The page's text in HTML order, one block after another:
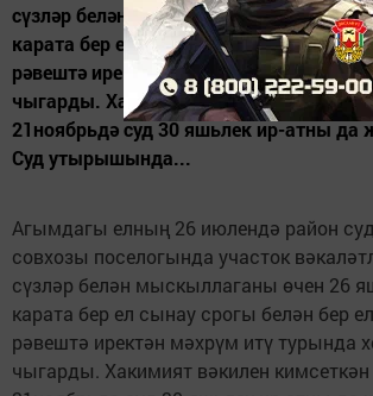
сүзләр белән мыскыллаганы өчен 26
карата бер ел сынау срогы белән бер
рәвештә иректән мәхрүм итү турында
чыгарды. Хакимият вәкилен
21ноябрьдә суд 30 яшьлек ир-атны да
Суд утырышында...
Агымдагы елның 26 июлендә район
совхозы поселогында участок
сүзләр белән мыскыллаганы өчен 26
карата бер ел сынау срогы белән бер
рәвештә иректән мәхрүм итү турында
чыгарды. Хакимият вәкилен кимсеткән